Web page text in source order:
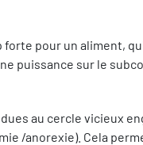
pour un aliment,
puissance sur le
au cercle vicieux
/anorexie). Cela